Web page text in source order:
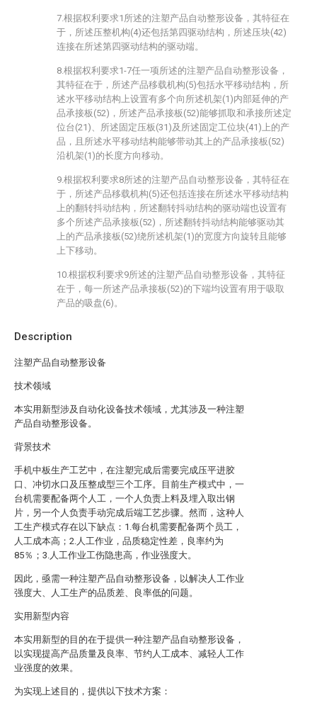
Description
注塑产品自动整形设备
技术领域
本实用新型涉及自动化设备技术领域，尤其涉及一种注塑
产品自动整形设备。
背景技术
手机中板生产工艺中，在注塑完成后需要完成压平进胶
口、冲切水口及压整成型三个工序。目前生产模式中，一
台机需要配备两个人工，一个人负责上料及埋入取出钢
片，另一个人负责手动完成后端工艺步骤。然而，这种人
工生产模式存在以下缺点：1.每台机需要配备两个员工，
人工成本高；2.人工作业，品质稳定性差，良率约为
85％；3.人工作业工伤隐患高，作业强度大。
因此，亟需一种注塑产品自动整形设备，以解决人工作业
强度大、人工生产的品质差、良率低的问题。
实用新型内容
本实用新型的目的在于提供一种注塑产品自动整形设备，
以实现提高产品质量及良率、节约人工成本、减轻人工作
业强度的效果。
为实现上述目的，提供以下技术方案：
7.根据权利要求1所述的注塑产品自动整形设备，其特征在
于，所述压整机构(4)还包括第四驱动结构，所述压块(42)
连接在所述第四驱动结构的驱动端。
8.根据权利要求1-7任一项所述的注塑产品自动整形设备，
其特征在于，所述产品移载机构(5)包括水平移动结构，所
述水平移动结构上设置有多个向所述机架(1)内部延伸的产
品承接板(52)，所述产品承接板(52)能够抓取和承接所述定
位台(21)、所述固定压板(31)及所述固定工位块(41)上的产
品，且所述水平移动结构能够带动其上的产品承接板(52)
沿机架(1)的长度方向移动。
9.根据权利要求8所述的注塑产品自动整形设备，其特征在
于，所述产品移载机构(5)还包括连接在所述水平移动结构
上的翻转抖动结构，所述翻转抖动结构的驱动端也设置有
多个所述产品承接板(52)，所述翻转抖动结构能够驱动其
上的产品承接板(52)绕所述机架(1)的宽度方向旋转且能够
上下移动。
10.根据权利要求9所述的注塑产品自动整形设备，其特征
在于，每一所述产品承接板(52)的下端均设置有用于吸取
产品的吸盘(6)。